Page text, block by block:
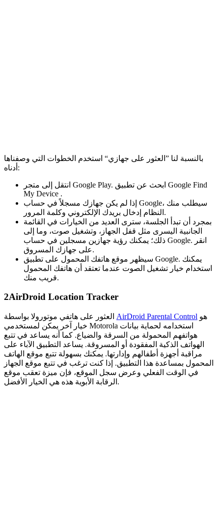
بالنسبة لنا ”العثور على جهازي“ استخدم الخطوات التي وصفناها
أدناه:
انتقل إلى متجر Google Play. ابحث عن تطبيق Google Find
My Device .
إذا لم يكن جهازك مسجلاً في حساب Google، سيطلب منك
النظام إدخال بريدك الإلكتروني وكلمة المرور.
بمجرد أن تبدأ الجلسة، سترى العديد من الخيارات في القائمة
الجانبية اليسرى مثل قفل الجهاز، وتشغيل صوت، وما إلى
ذلك؛ يمكنك رؤية جهازين مسجلين في حساب Google. انقر
على جهازك المسروق.
سيظهر موقع هاتفك المحمول على تطبيق Google. يمكنك
استخدام خيار تشغيل الصوت عندما تعتقد أن هاتفك المحمول
قريب منك.
2AirDroid Location Tracker
AirDroid Parental Control
خيار آخر يمكن لمستخدمي Motorola استخدامه لحماية بيانات
هواتفهم المحمولة من السرقة والضياع. كما أنه يساعد في تتبع
الهواتف الذكية المفقودة أو المسروقة. يساعد التطبيق الآباء على
مراقبة أجهزة أطفالهم وإدارتها. يمكنك بسهولة تتبع موقع الهاتف
المحمول بمساعدة هذا التطبيق. إذا كنت ترغب في تتبع موقع الجهاز
في الوقت الفعلي وعرض سجل الموقع، فإن ميزة تعقب موقع
الرقابة الأبوية هذه هي الخيار الأفضل.